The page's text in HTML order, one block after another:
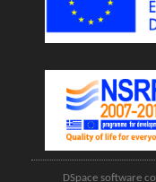
DSpace software